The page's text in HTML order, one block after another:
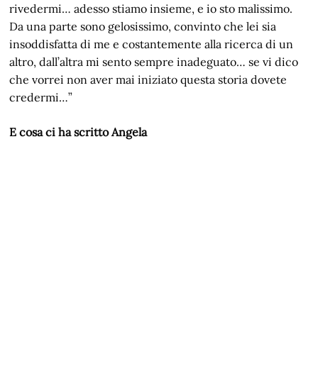
rivedermi… adesso stiamo insieme, e io sto malissimo.
Da una parte sono gelosissimo, convinto che lei sia
insoddisfatta di me e costantemente alla ricerca di un
altro, dall’altra mi sento sempre inadeguato… se vi dico
che vorrei non aver mai iniziato questa storia dovete
credermi…”
E cosa ci ha scritto Angela